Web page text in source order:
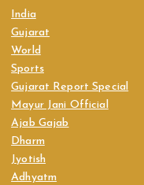
India
Gujarat
World
Sports
Gujarat Report Special
Mayur Jani Official
Ajab Gajab
Dharm
Jyotish
Adhyatm